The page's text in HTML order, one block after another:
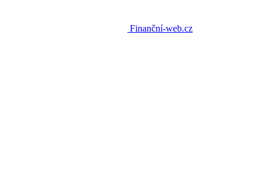
Finanční-web.cz